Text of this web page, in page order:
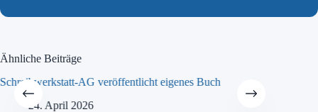
Ähnliche Beiträge
Schreibwerkstatt-AG veröffentlicht eigenes Buch
24. April 2026